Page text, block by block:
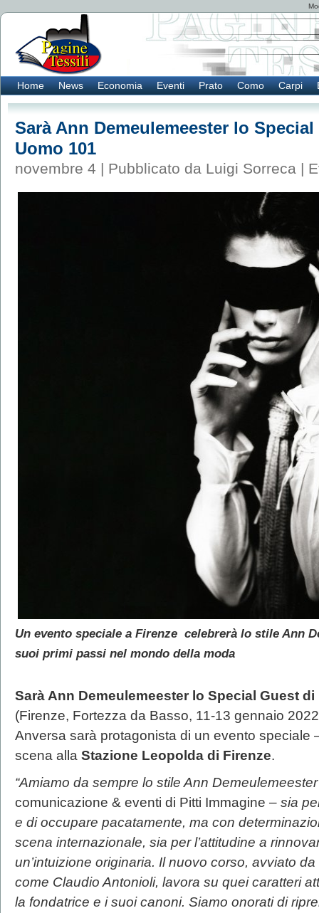
Home News Economia Eventi Prato Como Carpi
Sarà Ann Demeulemeester lo
Uomo 101
novembre 4 | Pubblicato da Luigi Sorreca |
Un evento speciale a Firenze celebrerà lo stile Ann
suoi primi passi nel mondo della moda
Sarà Ann Demeulemeester lo Special Guest di
(Firenze, Fortezza da Basso, 11-13 gennaio
Anversa sarà protagonista di un evento speciale
scena alla Stazione Leopolda di Firenze.
“Amiamo da sempre lo stile Ann
comunicazione & eventi di Pitti Immagine – sia
e di occupare pacatamente, ma con
scena internazionale, sia per l’attitudine a
un’intuizione originaria. Il nuovo corso, avviato
come Claudio Antonioli, lavora su quei caratteri
la fondatrice e i suoi canoni. Siamo onorati di